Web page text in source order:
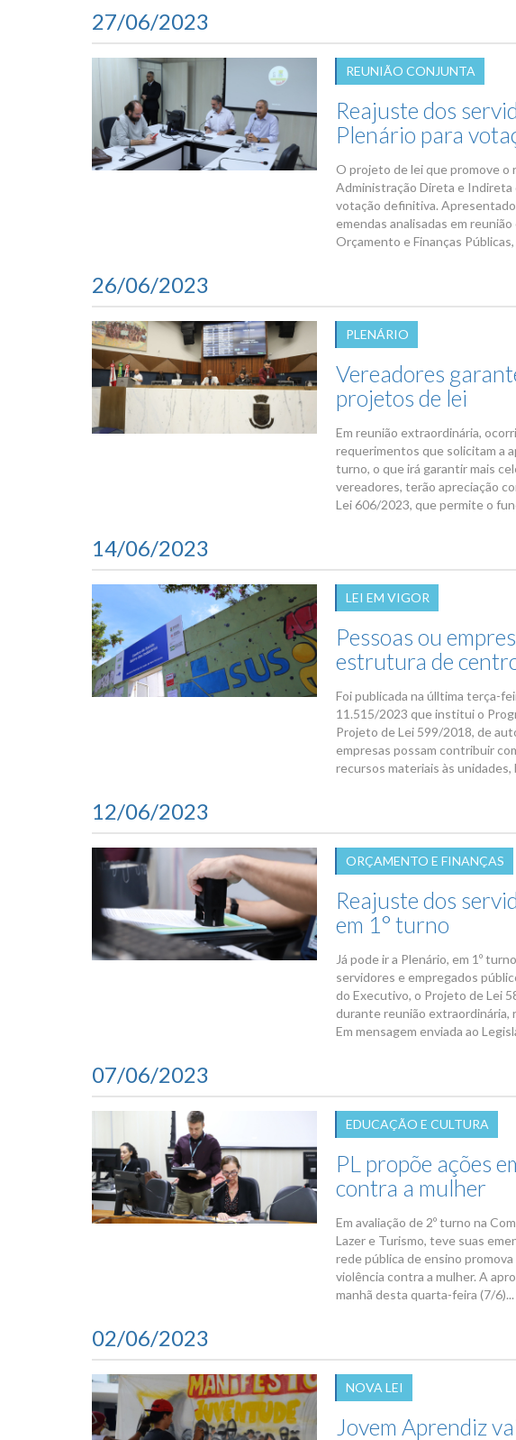
27/06/2023
REUNIÃO CONJUNTA
Reajuste dos
Plenário para
O projeto de lei que promove o
Administração Direta e Indireta
votação definitiva.
emendas analisadas em
Orçamento e Finanças
26/06/2023
PLENÁRIO
Vereadores
projetos de lei
Em reunião extraordinária,
requerimentos que solicitam a
turno, o que irá garantir mais
vereadores, terão apreciação
Lei 606/2023, que permite o
14/06/2023
LEI EM VIGOR
Pessoas ou
estrutura de
Foi publicada na úlltima terça-
11.515/2023 que institui o
Projeto de Lei 599/2018, de
empresas possam contribuir
recursos materiais às unidades,
12/06/2023
ORÇAMENTO E FINANÇAS
Reajuste dos
em 1° turno
Já pode ir a Plenário, em 1º
servidores e empregados
do Executivo, o Projeto de Lei
durante reunião extraordinária,
Em mensagem enviada ao
07/06/2023
EDUCAÇÃO E CULTURA
PL propõe ações
contra a mulher
Em avaliação de 2º turno na
Lazer e Turismo, teve suas
rede pública de ensino
violência contra a mulher. A
manhã desta quarta-feira (7/6)...
02/06/2023
NOVA LEI
Jovem Aprendiz